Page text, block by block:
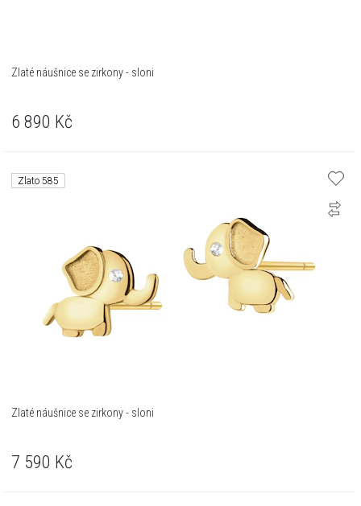
Zlaté náušnice se zirkony - sloni
6 890 Kč
Zlato 585
Zlaté náušnice se zirkony - sloni
7 590 Kč